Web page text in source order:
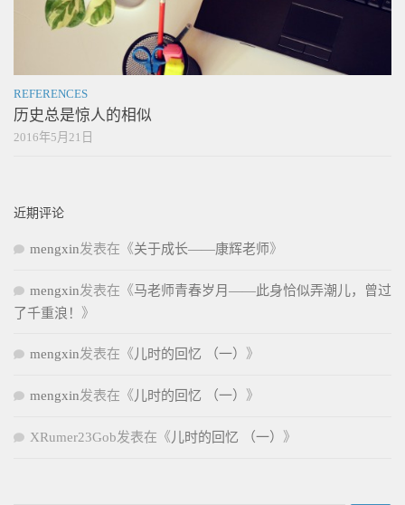
REFERENCES
历史总是惊人的相似
2016年5月21日
近期评论
mengxin发表在《关于成长——康辉老师》
mengxin发表在《马老师青春岁月——此身恰似弄潮儿，曾过
了千重浪！ 》
mengxin发表在《 儿时的回忆 （一） 》
mengxin发表在《 儿时的回忆 （一） 》
XRumer23Gob发表在《 儿时的回忆 （一） 》